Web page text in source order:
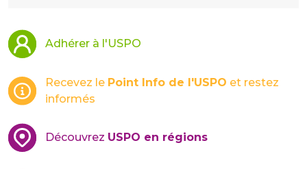
Adhérer à l'USPO
Recevez le Point Info de l'USPO et restez
informés
Découvrez USPO en régions